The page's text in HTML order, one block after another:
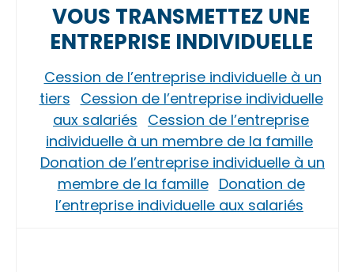
VOUS TRANSMETTEZ UNE
ENTREPRISE INDIVIDUELLE
Cession de l’entreprise individuelle à un
tiers Cession de l’entreprise individuelle
aux salariés Cession de l’entreprise
individuelle à un membre de la famille
Donation de l’entreprise individuelle à un
membre de la famille Donation de
l’entreprise individuelle aux salariés